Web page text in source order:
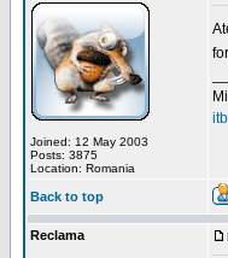
Joined: 12 May 2003
Posts: 3875
Location: Romania
Back to top
Reclama